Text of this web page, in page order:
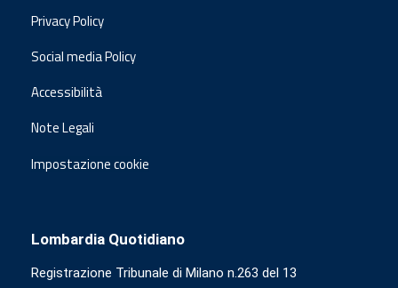
Privacy Policy
Social media Policy
Accessibilità
Note Legali
Impostazione cookie
Lombardia Quotidiano
Registrazione Tribunale di Milano n.263 del 13